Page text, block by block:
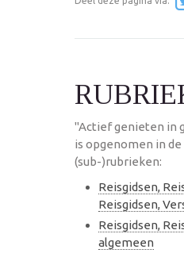
"Actief genieten in
is opgenomen in
(sub-)rubrieken:
Reisgidsen,
Reisgidsen,
Reisgidsen,
algemeen